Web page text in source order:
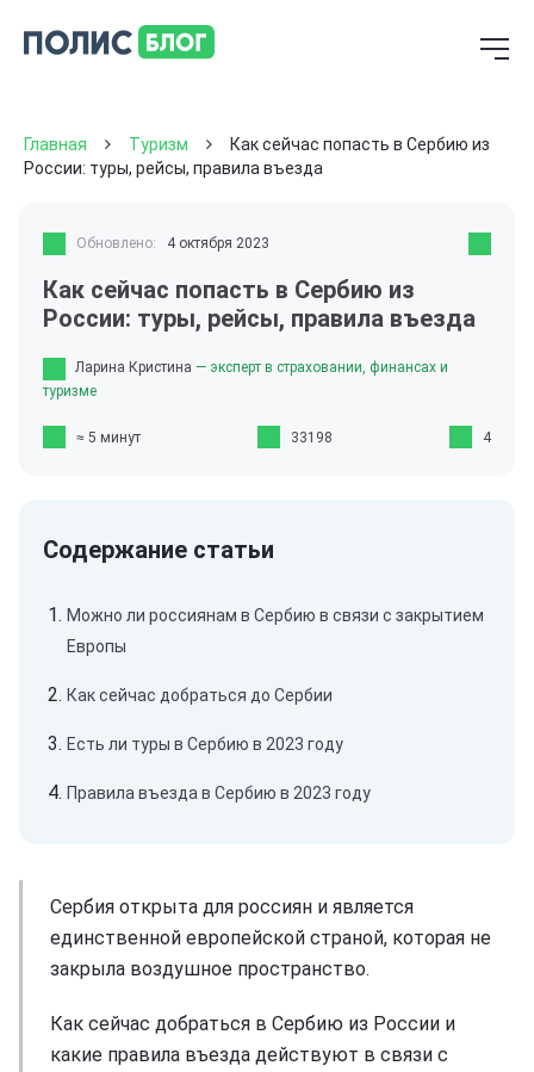
Главная Туризм
Как сейчас попасть в Сербию из
России: туры, рейсы, правила въезда
Обновлено: 4 октября 2023
Как сейчас попасть в Сербию из
России: туры, рейсы, правила въезда
Ларина Кристина — эксперт в страховании, финансах и
туризме
≈ 5 минут 33198 4
Можно ли россиянам в Сербию в связи с закрытием
Европы
Как сейчас добраться до Сербии
Есть ли туры в Сербию в 2023 году
Правила въезда в Сербию в 2023 году
Сербия открыта для россиян и является
единственной европейской страной, которая не
закрыла воздушное пространство.
Как сейчас добраться в Сербию из России и
какие правила въезда действуют в связи с